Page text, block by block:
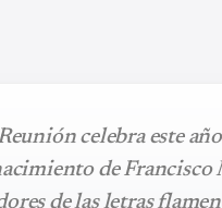
celebra este
de
de las letras